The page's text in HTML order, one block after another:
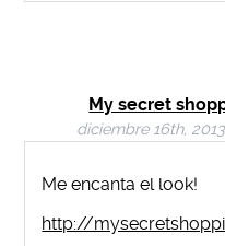
My secret
diciembre 16th, 2013
Me encanta el look!
http://